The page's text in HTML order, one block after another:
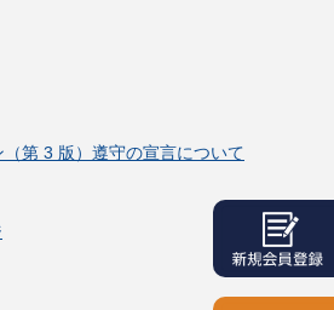
第 3 版）遵守の宣言について